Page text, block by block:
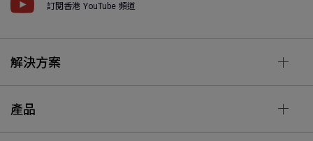
訂閱香港 YouTube 頻道
解決方案
產品